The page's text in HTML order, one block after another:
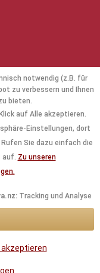
notwendig (z.B. für
zu verbessern und Ihnen
bieten.
auf Alle akzeptieren.
Einstellungen, dort
Sie dazu einfach die
auf. Zu unseren
Tracking und Analyse